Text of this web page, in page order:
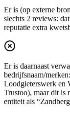
Er is (op externe
slechts 2 reviews:
reputatie extra
Er is daarnaast
bedrijfsnaam/
Loodgieterswerk en
Trustoo), maar dit is
entiteit als